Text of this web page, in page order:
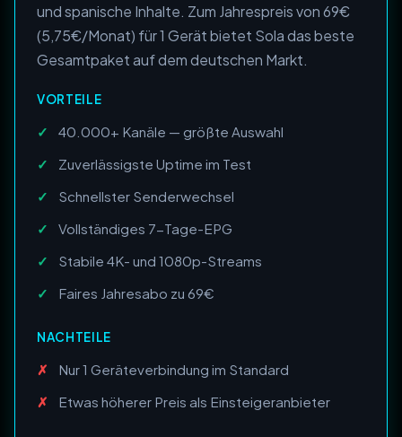
und spanische Inhalte. Zum Jahrespreis von 69€
(5,75€/Monat) für 1 Gerät bietet Sola das beste
Gesamtpaket auf dem deutschen Markt.
VORTEILE
40.000+ Kanäle — größte Auswahl
Zuverlässigste Uptime im Test
Schnellster Senderwechsel
Vollständiges 7-Tage-EPG
Stabile 4K- und 1080p-Streams
Faires Jahresabo zu 69€
NACHTEILE
Nur 1 Geräteverbindung im Standard
Etwas höherer Preis als Einsteigeranbieter